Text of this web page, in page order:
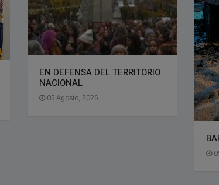
EN DEFENSA DEL TERRITORIO
NACIONAL
05 Agosto, 2026